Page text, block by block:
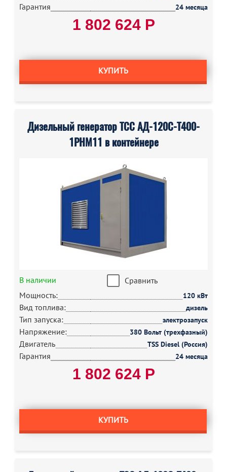
Гарантия 24 месяца
1 802 624 Р
КУПИТЬ
Дизельный генератор ТСС АД-120С-Т400-
1РНМ11 в контейнере
В наличии
Сравнить
Мощность:
120 кВт
Вид топлива: дизель
Тип запуска: электрозапуск
Напряжение: 380 Вольт (трехфазный)
Двигатель TSS Diesel (Россия)
Гарантия 24 месяца
1 802 624 Р
КУПИТЬ